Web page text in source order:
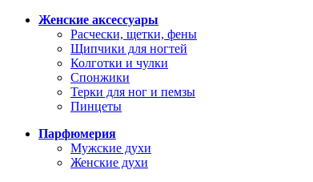
Женские аксессуары
Расчески, щетки, фены
Щипчики для ногтей
Колготки и чулки
Спонжики
Терки для ног и пемзы
Пинцеты
Парфюмерия
Мужские духи
Женские духи